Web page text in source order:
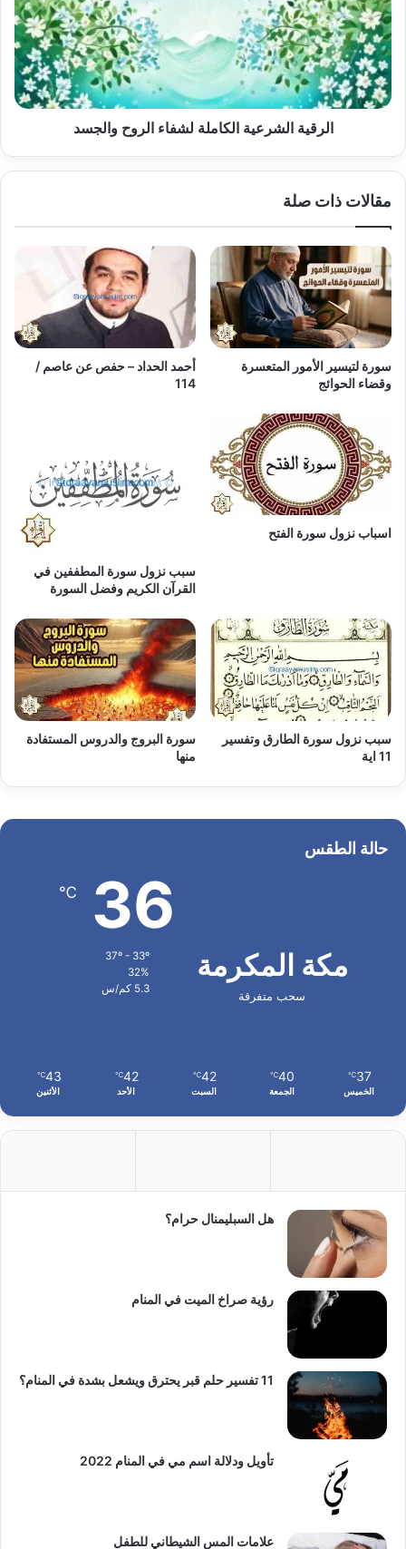
لشفاء
الروح
والجسد
الرقية الشرعية الكاملة لشفاء الروح والجسد
مقالات ذات صلة
سورة لتيسير الأمور المتعسرة
وقضاء الحوائج
أحمد الحداد – حفص عن عاصم /
114
اسباب نزول سورة الفتح
سبب نزول سورة المطففين في
القرآن الكريم وفضل السورة
سبب نزول سورة الطارق وتفسير
11 اية
سورة البروج والدروس المستفادة
منها
حالة الطقس
مكة المكرمة
سحب متفرقة
36
℃
37º - 33º
32%
5.3 كم/س
37
℃
الخميس
40
℃
الجمعة
42
℃
السبت
42
℃
الأحد
43
℃
الأثنين
هل السبليمنال حرام؟
رؤية صراخ الميت في المنام
11 تفسير حلم قبر يحترق ويشعل بشدة في المنام؟
تأويل ودلالة اسم مي في المنام 2022
علامات المس الشيطاني للطفل